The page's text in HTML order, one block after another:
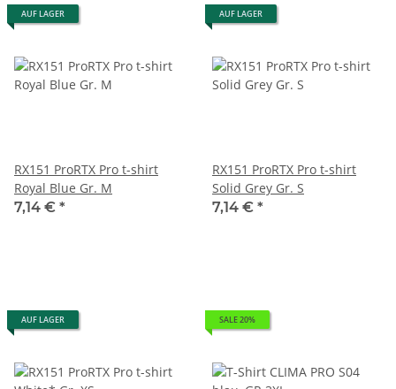
AUF LAGER
RX151 ProRTX Pro t-shirt
Royal Blue Gr. M
7,14 € *
AUF LAGER
RX151 ProRTX Pro t-shirt
Solid Grey Gr. S
7,14 € *
AUF LAGER SALE 20%